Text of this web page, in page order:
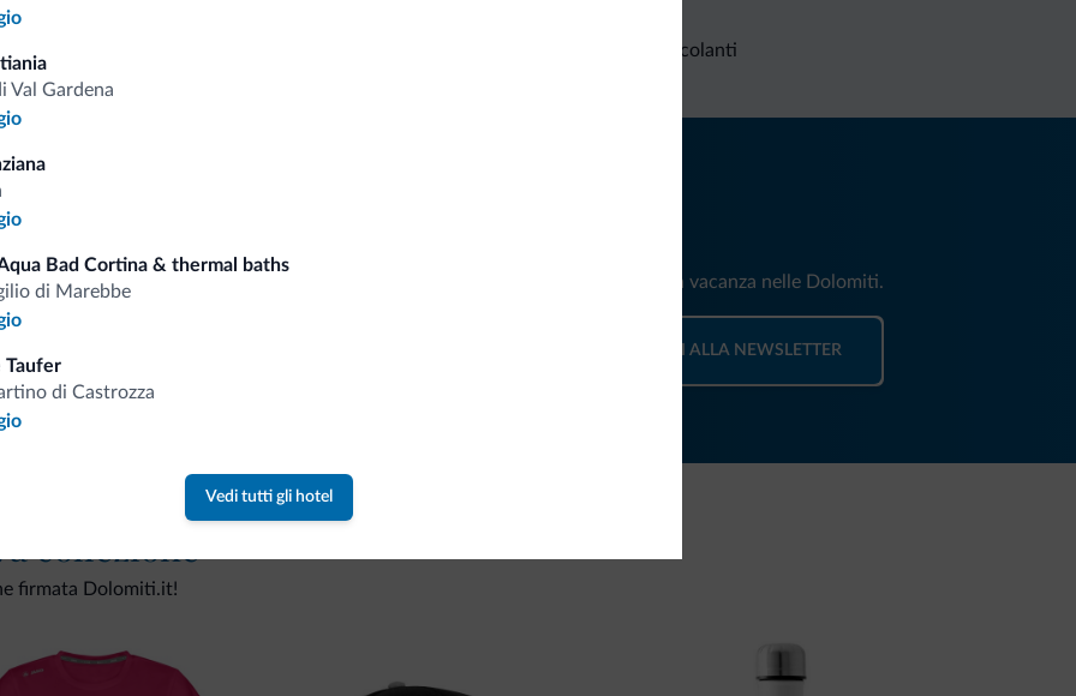
Val Gardena
Bad Cortina & thermal baths
di Marebbe
Taufer
di Castrozza
Vedi tutti gli hotel
Richieste non vincolanti
Riceverai informazioni, offerte esclusive e news per la tua vacanza nelle Dolomiti.
ISCRIVITI ALLA NEWSLETTER
collezione
firmata Dolomiti.it!